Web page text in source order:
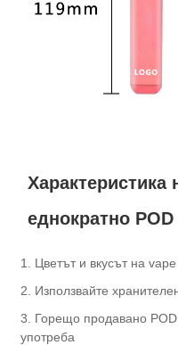
Характеристика
еднократно
1. Цветът и вкусът на
2. Използвайте
3. Горещо продавано POD
употреба